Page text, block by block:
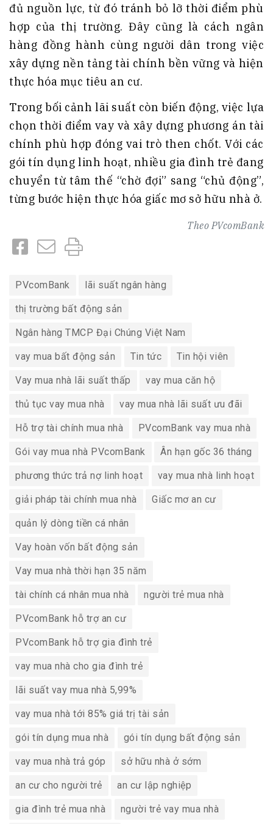
đủ nguồn lực, từ đó tránh bỏ lỡ thời điểm phù
hợp của thị trường. Đây cũng là cách ngân
hàng đồng hành cùng người dân trong việc
xây dựng nền tảng tài chính bền vững và hiện
thực hóa mục tiêu an cư.
Trong bối cảnh lãi suất còn biến động, việc lựa
chọn thời điểm vay và xây dựng phương án tài
chính phù hợp đóng vai trò then chốt. Với các
gói tín dụng linh hoạt, nhiều gia đình trẻ đang
chuyển từ tâm thế “chờ đợi” sang “chủ động”,
từng bước hiện thực hóa giấc mơ sở hữu nhà ở.
Theo PVcomBank
PVcomBank lãi suất ngân hàng
thị trường bất động sản
Ngân hàng TMCP Đại Chúng Việt Nam
vay mua bất động sản Tin tức Tin hội viên
Vay mua nhà lãi suất thấp vay mua căn hộ
thủ tục vay mua nhà vay mua nhà lãi suất ưu đãi
Hỗ trợ tài chính mua nhà PVcomBank vay mua nhà
Gói vay mua nhà PVcomBank Ân hạn gốc 36 tháng
phương thức trả nợ linh hoạt vay mua nhà linh hoạt
giải pháp tài chính mua nhà Giấc mơ an cư
quản lý dòng tiền cá nhân
Vay hoàn vốn bất động sản
Vay mua nhà thời hạn 35 năm
tài chính cá nhân mua nhà người trẻ mua nhà
PVcomBank hỗ trợ an cư
PVcomBank hỗ trợ gia đình trẻ
vay mua nhà cho gia đình trẻ
lãi suất vay mua nhà 5,99%
vay mua nhà tới 85% giá trị tài sản
gói tín dụng mua nhà gói tín dụng bất động sản
vay mua nhà trả góp sở hữu nhà ở sớm
an cư cho người trẻ an cư lập nghiệp
gia đình trẻ mua nhà người trẻ vay mua nhà